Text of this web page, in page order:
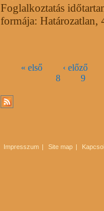
Foglalkoztatás
formája: Határozatlan,
Oldalak
« első
‹ előző
8
9
Impresszum Site map